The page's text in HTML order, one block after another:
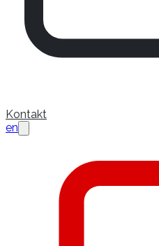
Kontakt
en